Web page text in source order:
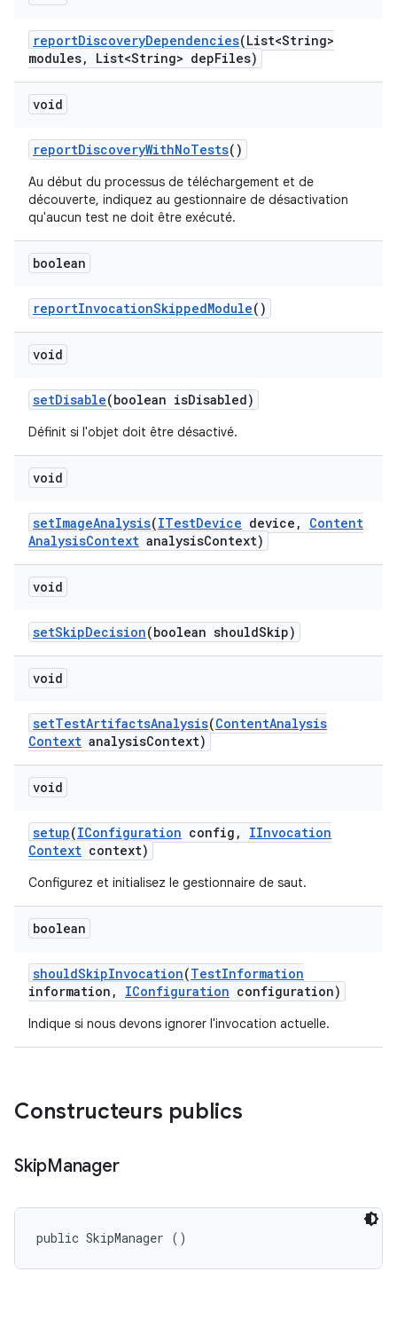
reportDiscoveryDependencies(List<String>
modules, List<String> depFiles)
void
reportDiscoveryWithNoTests()
Au début du processus de téléchargement et de
découverte, indiquez au gestionnaire de désactivation
qu'aucun test ne doit être exécuté.
boolean
reportInvocationSkippedModule()
void
setDisable(boolean isDisabled)
Définit si l'objet doit être désactivé.
void
setImageAnalysis(ITestDevice device ,
Content
AnalysisContext analysisContext)
void
setSkipDecision(boolean shouldSkip)
void
setTestArtifactsAnalysis(ContentAnalysis
Context analysisContext)
void
setup(IConfiguration config ,
IInvocation
Context context)
Configurez et initialisez le gestionnaire de saut.
boolean
shouldSkipInvocation(TestInformation
information , IConfiguration configuration)
Indique si nous devons ignorer l'invocation actuelle.
Constructeurs publics
SkipManager
public SkipManager ()